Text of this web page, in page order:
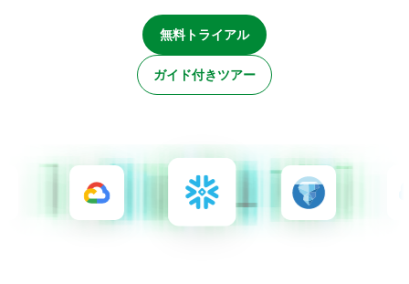
無料トライアル
ガイド付きツアー